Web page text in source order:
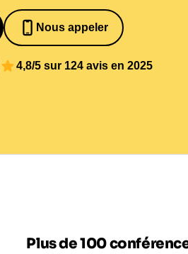
Nous appeler
0652698481
4,8/5 sur 124 avis en 2025
Plus de 100